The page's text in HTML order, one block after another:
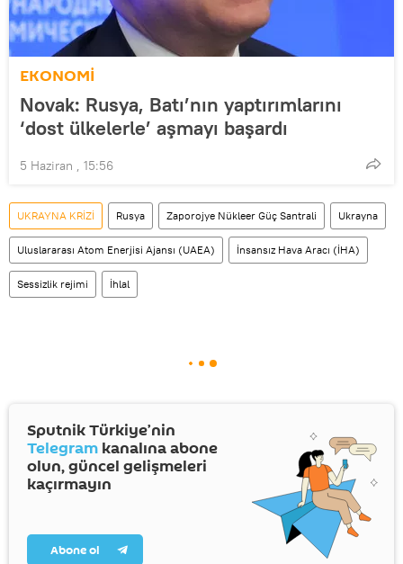
EKONOMİ
Novak: Rusya, Batı’nın yaptırımlarını
‘dost ülkelerle’ aşmayı başardı
5 Haziran , 15:56
UKRAYNA KRİZİ Rusya Zaporojye Nükleer Güç Santrali Ukrayna
Uluslararası Atom Enerjisi Ajansı (UAEA) İnsansız Hava Aracı (İHA)
Sessizlik rejimi İhlal
Sputnik Türkiye’nin
Telegram kanalına abone
olun, güncel gelişmeleri
kaçırmayın
Abone ol